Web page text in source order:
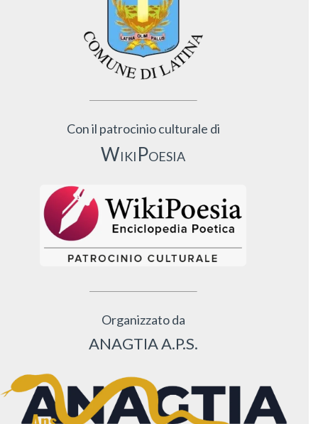
Con il patrocinio culturale di
WikiPoesia
Organizzato da
ANAGTIA A.P.S.